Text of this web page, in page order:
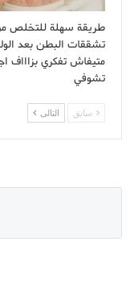
طريقة سهلة للتخلص
تشققات البطن بعد
متيفاش تفكري بزاااف
تشوفي
سابق التالى